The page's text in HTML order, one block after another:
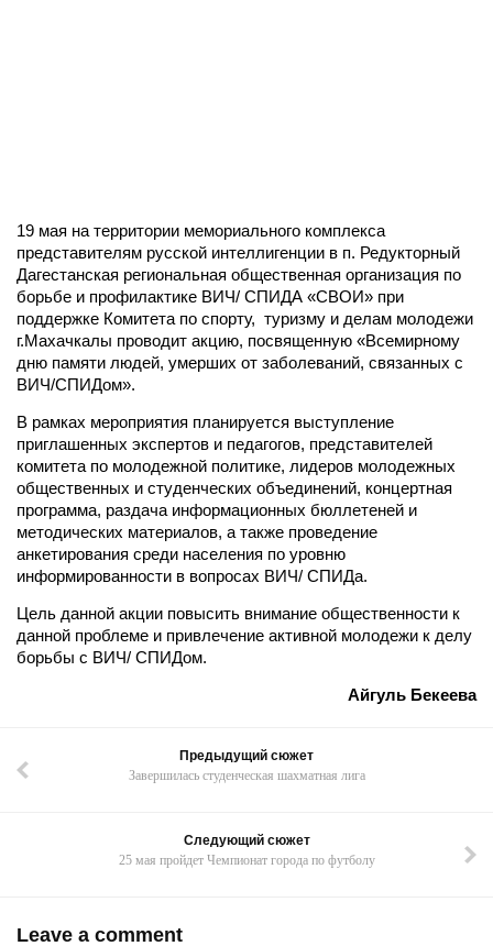
19 мая на территории мемориального комплекса
представителям русской интеллигенции в п. Редукторный
Дагестанская региональная общественная организация по
борьбе и профилактике ВИЧ/ СПИДА «СВОИ» при
поддержке Комитета по спорту, туризму и делам молодежи
г.Махачкалы проводит акцию, посвященную «Всемирному
дню памяти людей, умерших от заболеваний, связанных с
ВИЧ/СПИДом».
В рамках мероприятия планируется выступление
приглашенных экспертов и педагогов, представителей
комитета по молодежной политике, лидеров молодежных
общественных и студенческих объединений, концертная
программа, раздача информационных бюллетеней и
методических материалов, а также проведение
анкетирования среди населения по уровню
информированности в вопросах ВИЧ/ СПИДа.
Цель данной акции повысить внимание общественности к
данной проблеме и привлечение активной молодежи к делу
борьбы с ВИЧ/ СПИДом.
Айгуль Бекеева
Предыдущий сюжет
Завершилась студенческая шахматная лига
Следующий сюжет
25 мая пройдет Чемпионат города по футболу
Leave a comment